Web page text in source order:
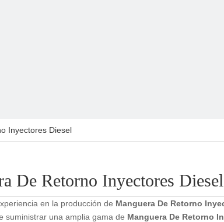
Inyectores Diesel
De Retorno Inyectores Diesel
en la producción de Manguera De Retorno
suministrar una amplia gama de Manguera De Retorno